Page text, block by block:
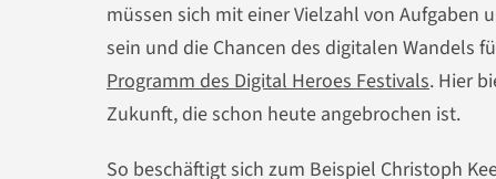
müssen sich mit einer Vielzahl von
sein und die Chancen des digitalen Wandels
Programm des Digital Heroes Festivals. Hier
Zukunft, die schon heute angebrochen ist.
So beschäftigt sich zum Beispiel Christoph